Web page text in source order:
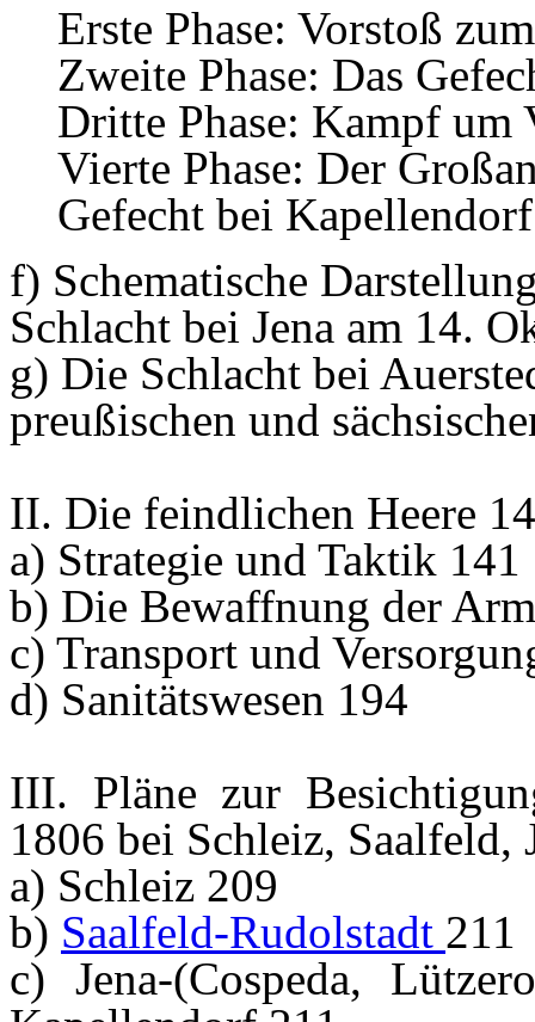
Erste Phase: Vorstoß
Zweite Phase: Das
Dritte Phase: Kampf um
Vierte Phase: Der
Gefecht bei
f) Schematische
Schlacht bei Jena am 14.
g) Die Schlacht bei
preußischen und
II. Die feindlichen Heere
a) Strategie und Taktik 141
b) Die Bewaffnung der
c) Transport und
d) Sanitätswesen 194
III. Pläne zur
1806 bei Schleiz, Saalfeld,
a) Schleiz 209
b) Saalfeld-Rudolstadt 211
c) Jena-(Cospeda,